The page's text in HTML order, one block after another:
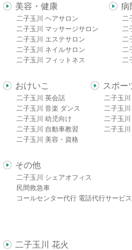
美容・健康
二子玉川 ヘアサロン
二子玉川 マッサージサロン
二子玉川 エステサロン
二子玉川 ネイルサロン
二子玉川 フィットネス
病
二
二
二
二
二
おけいこ
二子玉川 英会話
二子玉川 音楽 ダンス
二子玉川 幼児向け
二子玉川 自動車教習
二子玉川 美容・資格
スポー
二子玉
二子玉
二子玉川
二子玉
その他
二子玉川 シェアオフィス
民間救急車
コールセンター代行 電話代行サービス
二子玉川 花火